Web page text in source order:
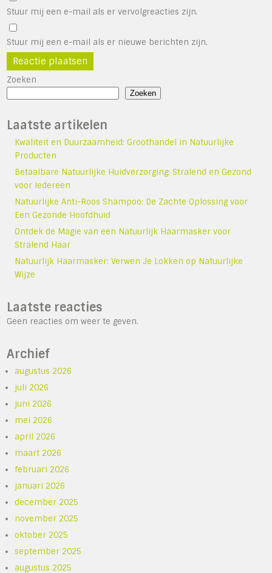
Stuur mij een e-mail als er vervolgreacties zijn.
Stuur mij een e-mail als er nieuwe berichten zijn.
Zoeken
Zoeken
Laatste artikelen
Kwaliteit en Duurzaamheid: Groothandel in Natuurlijke
Producten
Betaalbare Natuurlijke Huidverzorging: Stralend en Gezond
voor Iedereen
Natuurlijke Anti-Roos Shampoo: De Zachte Oplossing voor
Een Gezonde Hoofdhuid
Ontdek de Magie van een Natuurlijk Haarmasker voor
Stralend Haar
Natuurlijk Haarmasker: Verwen Je Lokken op Natuurlijke
Wijze
Laatste reacties
Geen reacties om weer te geven.
Archief
augustus 2026
juli 2026
juni 2026
mei 2026
april 2026
maart 2026
februari 2026
januari 2026
december 2025
november 2025
oktober 2025
september 2025
augustus 2025